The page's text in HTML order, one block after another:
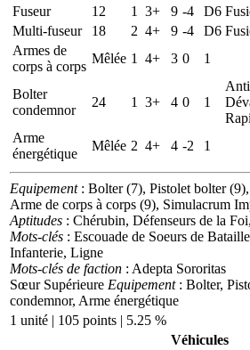
Fuseur
12 1 3+ 9 -4 D6
Multi-fuseur
18 2 4+ 9 -4 D6
Armes de
corps à corps
Mêlée 1 4+ 3 0 1
Bolter
condemnor
24 1 3+ 4 0 1
Arme
énergétique
Mêlée 2 4+ 4 -2 1
Equipement: Bolter (7), Pistolet bolter
Arme de corps à corps (9), Simulacrum
Aptitudes : Chérubin, Défenseurs de la
Mots-clés : Escouade de Soeurs de
Infanterie, Ligne
Mots-clés de faction : Adepta Sororitas
Sœur Supérieure Equipement: Bolter,
condemnor, Arme énergétique
1 unité | 105 points | 5.25 %
Véhicules